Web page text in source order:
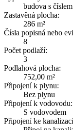
budova s
Zastavěná plocha:
286 m²
Čísla popisná nebo
8
Počet podlaží:
3
Podlahová plocha:
752,00 m²
Připojení k plynu:
Bez plynu
Připojení k vodovodu:
S vodovodem
Připojení ke